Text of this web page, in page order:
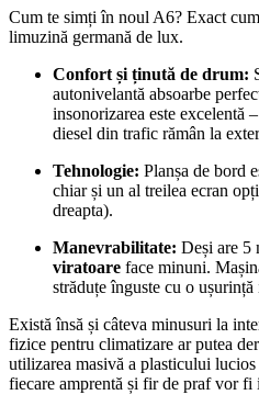
Cum te simți în noul A6? Exact
limuzină germană de lux.
Confort și ținută de drum:
autonivelantă absoarbe
insonorizarea este excelentă
diesel din trafic rămân la
Tehnologie: Planșa de bord
chiar și un al treilea ecran
dreapta).
Manevrabilitate: Deși are 5
viratoare face minuni.
străduțe înguste cu o ușurință
Există însă și câteva minusuri la
fizice pentru climatizare ar putea
utilizarea masivă a plasticului
fiecare amprentă și fir de praf vor